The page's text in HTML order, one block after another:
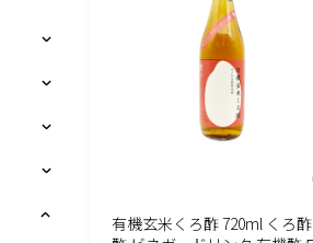
有機玄米くろ酢 720ml くろ